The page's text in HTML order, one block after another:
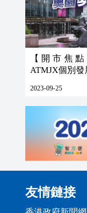
【開市焦
ATMJX個別發
2023-09-25
友情鏈接